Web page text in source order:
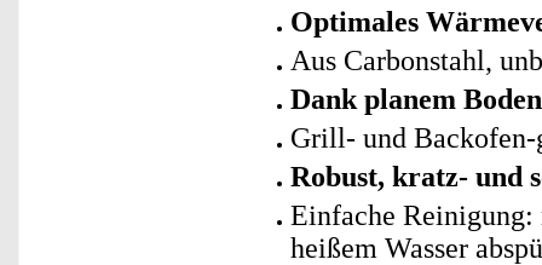
Optimales
Aus Carbonstahl,
Dank planem
Grill- und Backofen-
Robust, kratz- und
Einfache Reinigung:
heißem Wasser